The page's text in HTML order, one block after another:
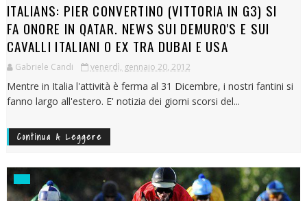
ITALIANS: PIER CONVERTINO (VITTORIA IN G3) SI
FA ONORE IN QATAR. NEWS SUI DEMURO'S E SUI
CAVALLI ITALIANI O EX TRA DUBAI E USA
Gabriele Candi venerdì, gennaio 20, 2012
Mentre in Italia l'attività è ferma al 31 Dicembre, i nostri fantini si
fanno largo all'estero. E' notizia dei giorni scorsi del...
Continua A Leggere